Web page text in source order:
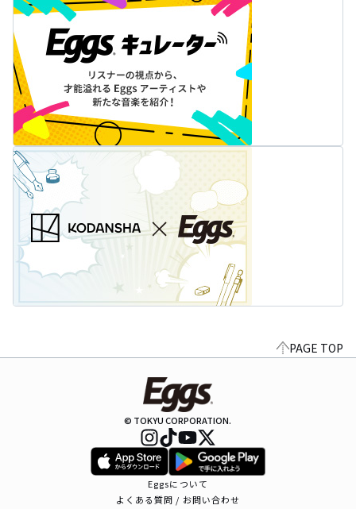
PAGE TOP
© TOKYU CORPORATION.
Eggsについて
よくある質問 / お問い合わせ